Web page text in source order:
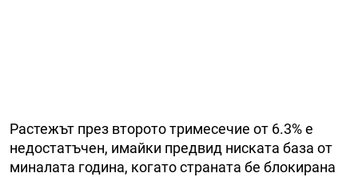
Растежът през второто тримесечие от 6.3% е
недостатъчен, имайки предвид ниската база от
миналата година, когато страната бе блокирана